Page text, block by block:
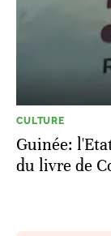
CULTURE
Guinée:
du livre de